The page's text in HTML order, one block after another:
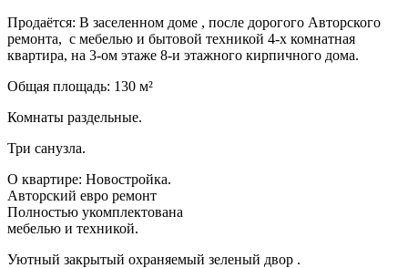
Продаётся: В заселенном доме , после дорогого Авторского
ремонта, с мебелью и бытовой техникой 4-х комнатная
квартира, на 3-ом этаже 8-и этажного кирпичного дома.
Общая площадь: 130 м²
Комнаты раздельные.
Три санузла.
О квартире: Новостройка.
Авторский евро ремонт
Полностью укомплектована
мебелью и техникой.
Уютный закрытый охраняемый зеленый двор .